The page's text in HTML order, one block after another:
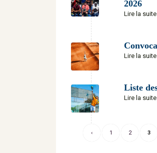
2026
Lire la suite
Lire la suite
Liste
Lire la suite
‹ 1 2 3